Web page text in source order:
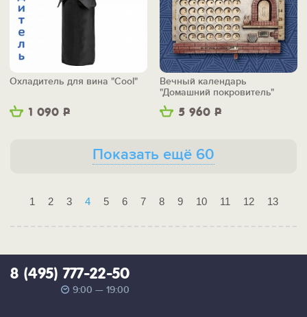
1 090 Р
Охладитель для вина "Cool"
5 960 Р
Вечный календарь
"Домашний покровитель"
Показать ещё 60
1 2 3 4 5 6 7 8 9 10 11 12 13
8 (495) 777-22-50
9:00 — 19:00